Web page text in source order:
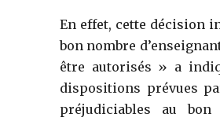
En effet, cette décision
bon nombre
être autorisés » a
dispositions prévues
préjudiciables au bon